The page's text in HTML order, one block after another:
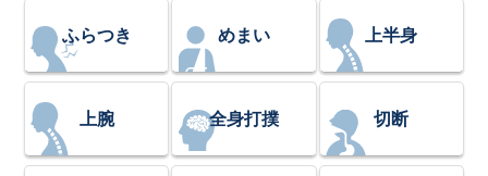
ふらつき めまい 上半身
上腕 全身打撲 切断